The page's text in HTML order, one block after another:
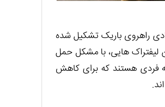
راهروی باریک تشکیل شده
هایی، با مشکل حمل
فردی هستند که برای کاهش